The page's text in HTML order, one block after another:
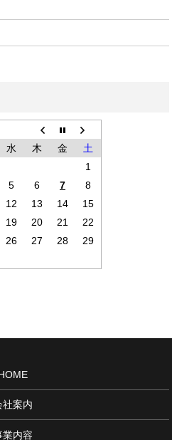
水 木 金
土
1
5 6 7
8
12 13 14
15
19 20 21
22
26 27 28
29
社案内
業内容